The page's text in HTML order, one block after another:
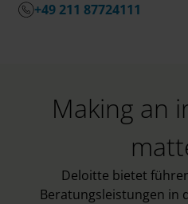
+49 211 87724111
Making an
Deloitte bietet
Beratungsleistungen in